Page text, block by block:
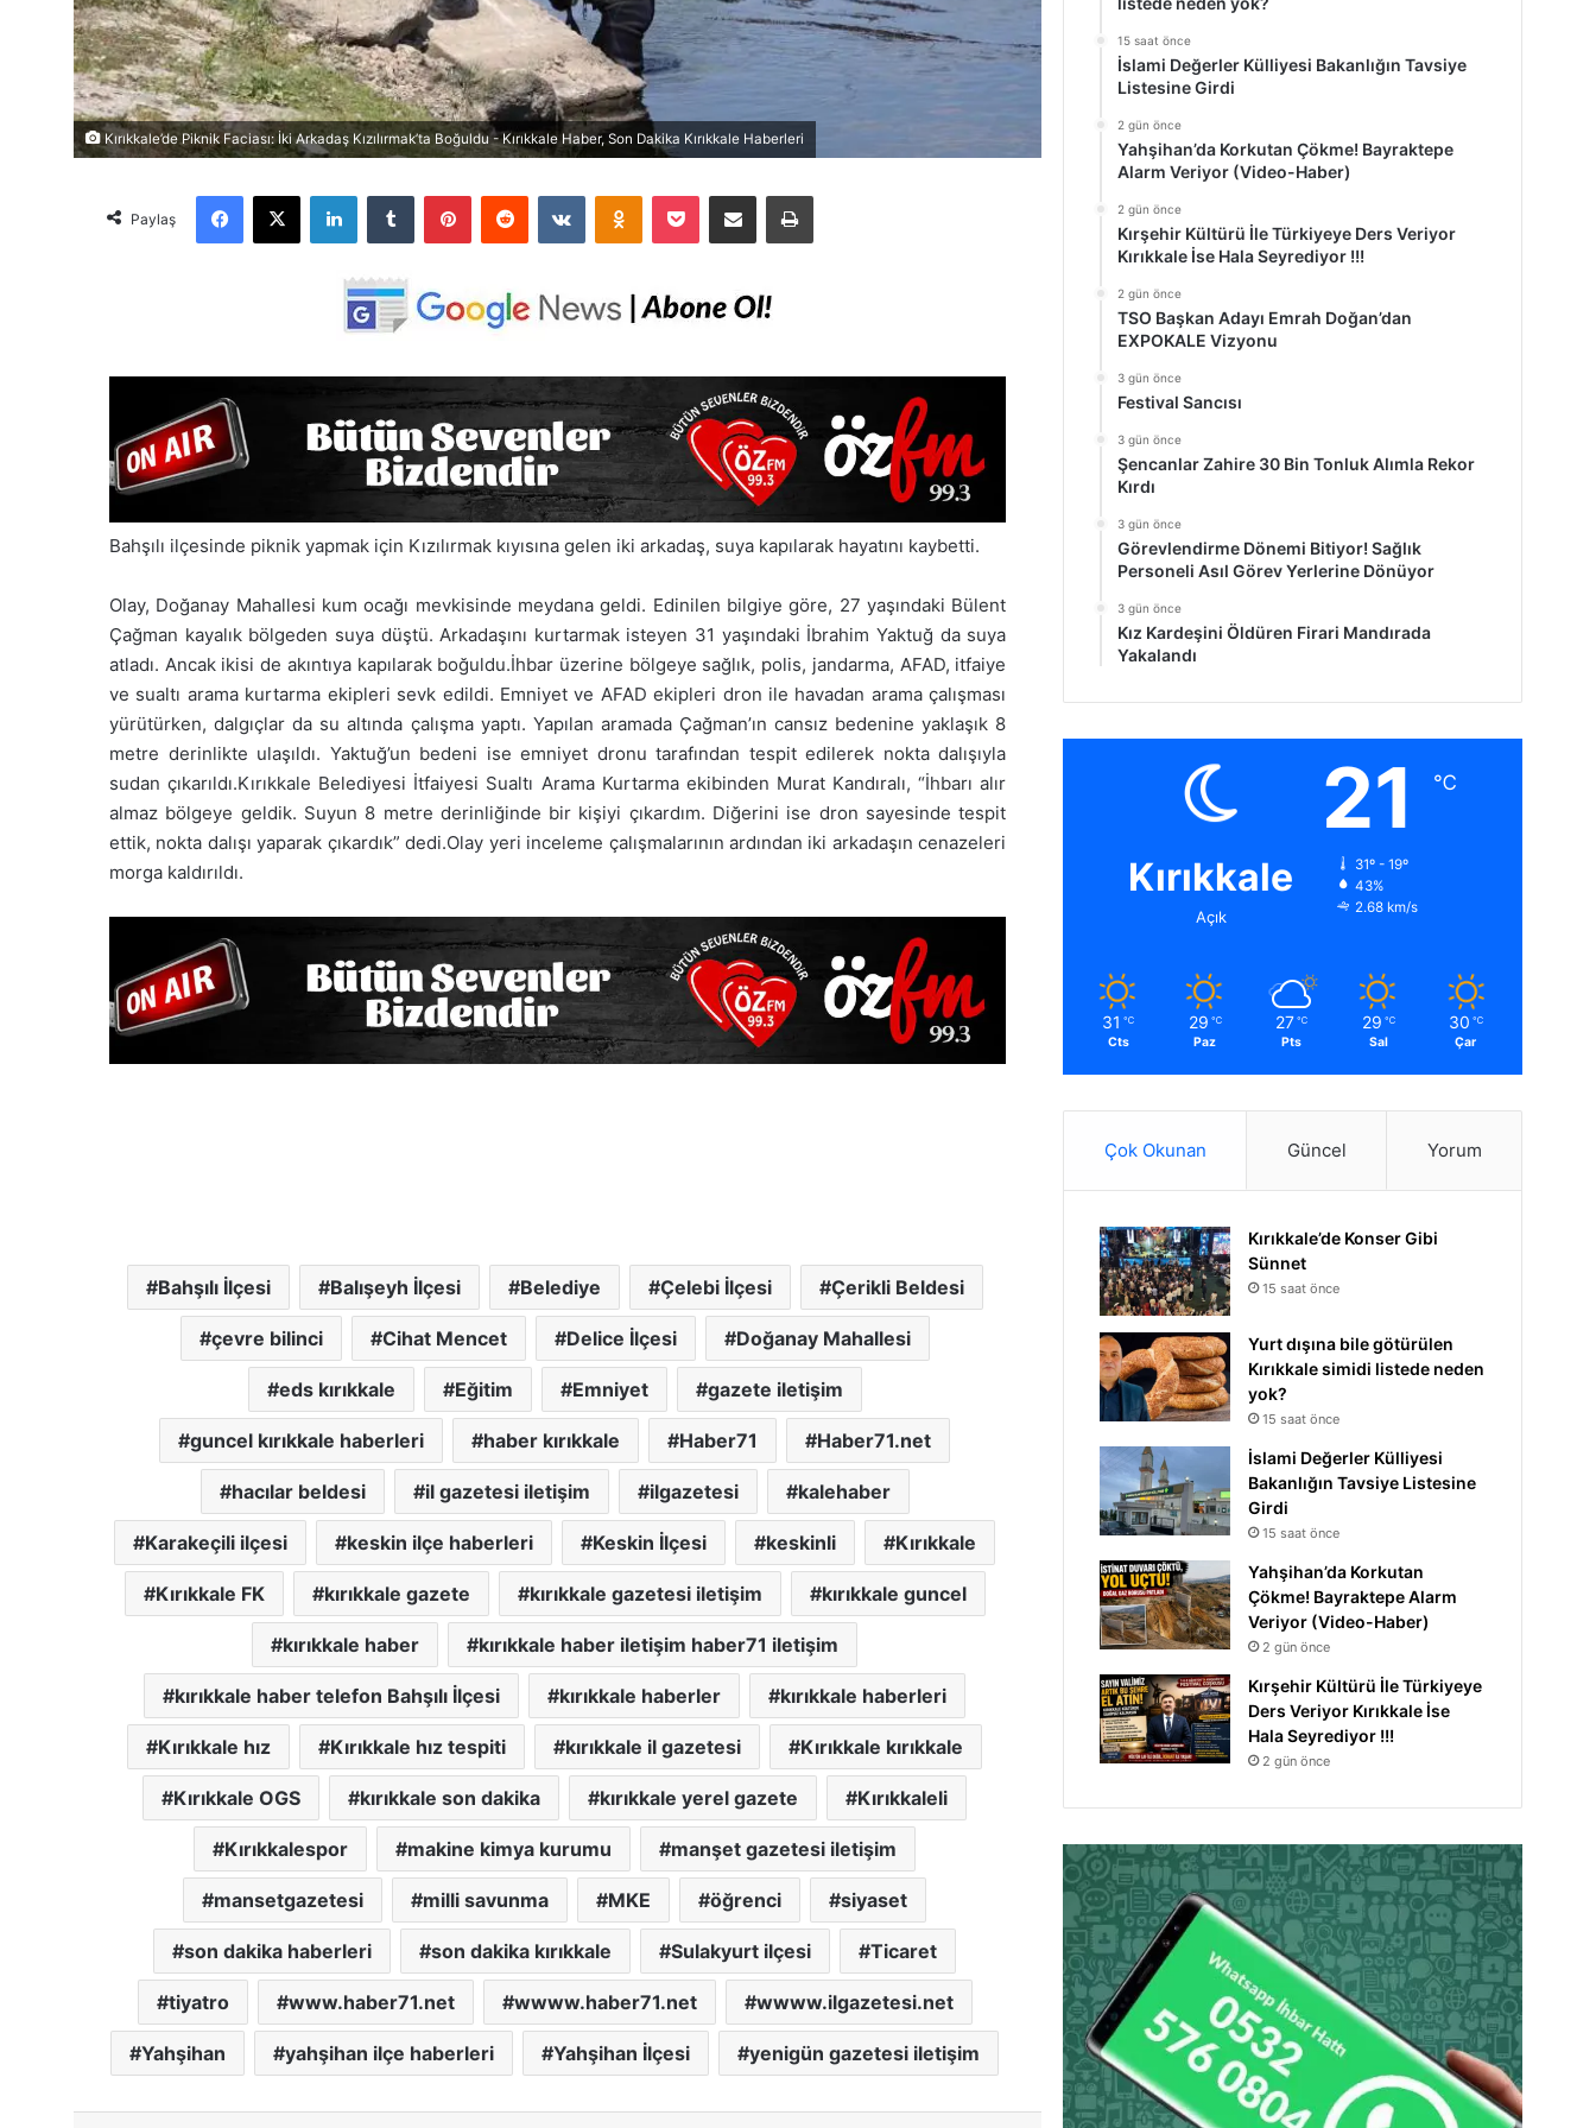
Kırıkkale’de Piknik Faciası: İki Arkadaş Kızılırmak’ta Boğuldu - Kırıkkale Haber, Son Dakika Kırıkkale Haberleri
Paylaş
Bahşılı ilçesinde piknik yapmak için Kızılırmak kıyısına gelen iki arkadaş, suya kapılarak hayatını kaybetti.
Olay, Doğanay Mahallesi kum ocağı mevkisinde meydana geldi. Edinilen bilgiye göre, 27 yaşındaki Bülent
Çağman kayalık bölgeden suya düştü. Arkadaşını kurtarmak isteyen 31 yaşındaki İbrahim Yaktuğ da suya
atladı. Ancak ikisi de akıntıya kapılarak boğuldu.İhbar üzerine bölgeye sağlık, polis, jandarma, AFAD, itfaiye
ve sualtı arama kurtarma ekipleri sevk edildi. Emniyet ve AFAD ekipleri dron ile havadan arama çalışması
yürütürken, dalgıçlar da su altında çalışma yaptı. Yapılan aramada Çağman’ın cansız bedenine yaklaşık 8
metre derinlikte ulaşıldı. Yaktuğ’un bedeni ise emniyet dronu tarafından tespit edilerek nokta dalışıyla
sudan çıkarıldı.Kırıkkale Belediyesi İtfaiyesi Sualtı Arama Kurtarma ekibinden Murat Kandıralı, “İhbarı alır
almaz bölgeye geldik. Suyun 8 metre derinliğinde bir kişiyi çıkardım. Diğerini ise dron sayesinde tespit
ettik, nokta dalışı yaparak çıkardık” dedi.Olay yeri inceleme çalışmalarının ardından iki arkadaşın cenazeleri
morga kaldırıldı.
Bahşılı İlçesi Balışeyh İlçesi Belediye Çelebi İlçesi Çerikli Beldesi
çevre bilinci Cihat Mencet Delice İlçesi Doğanay Mahallesi
eds kırıkkale Eğitim Emniyet gazete iletişim
guncel kırıkkale haberleri haber kırıkkale Haber71 Haber71.net
hacılar beldesi il gazetesi iletişim ilgazetesi kalehaber
Karakeçili ilçesi keskin ilçe haberleri Keskin İlçesi keskinli Kırıkkale
Kırıkkale FK kırıkkale gazete kırıkkale gazetesi iletişim kırıkkale guncel
kırıkkale haber kırıkkale haber iletişim haber71 iletişim
kırıkkale haber telefon Bahşılı İlçesi kırıkkale haberler kırıkkale haberleri
Kırıkkale hız Kırıkkale hız tespiti kırıkkale il gazetesi Kırıkkale kırıkkale
Kırıkkale OGS kırıkkale son dakika kırıkkale yerel gazete Kırıkkaleli
Kırıkkalespor makine kimya kurumu manşet gazetesi iletişim
mansetgazetesi milli savunma MKE öğrenci siyaset
son dakika haberleri son dakika kırıkkale Sulakyurt ilçesi Ticaret
tiyatro www.haber71.net wwww.haber71.net wwww.ilgazetesi.net
Yahşihan yahşihan ilçe haberleri Yahşihan İlçesi yenigün gazetesi iletişim
15 saat önce
İslami Değerler Külliyesi Bakanlığın Tavsiye
Listesine Girdi
2 gün önce
Yahşihan’da Korkutan Çökme! Bayraktepe
Alarm Veriyor (Video-Haber)
2 gün önce
Kırşehir Kültürü İle Türkiyeye Ders Veriyor
Kırıkkale İse Hala Seyrediyor !!!
2 gün önce
TSO Başkan Adayı Emrah Doğan’dan
EXPOKALE Vizyonu
3 gün önce
Festival Sancısı
3 gün önce
Şencanlar Zahire 30 Bin Tonluk Alımla Rekor
Kırdı
3 gün önce
Görevlendirme Dönemi Bitiyor! Sağlık
Personeli Asıl Görev Yerlerine Dönüyor
3 gün önce
Kız Kardeşini Öldüren Firari Mandırada
Yakalandı
Kırıkkale
Açık
21 ℃
31º - 19º
43%
2.68 km/s
31 ℃
Cts
29 ℃
Paz
27 ℃
Pts
29 ℃
Sal
30 ℃
Çar
Çok Okunan Güncel Yorum
Kırıkkale’de Konser Gibi
Sünnet
15 saat önce
Yurt dışına bile götürülen
Kırıkkale simidi listede neden
yok?
15 saat önce
İslami Değerler Külliyesi
Bakanlığın Tavsiye Listesine
Girdi
15 saat önce
Yahşihan’da Korkutan
Çökme! Bayraktepe Alarm
Veriyor (Video-Haber)
2 gün önce
Kırşehir Kültürü İle Türkiyeye
Ders Veriyor Kırıkkale İse
Hala Seyrediyor !!!
2 gün önce